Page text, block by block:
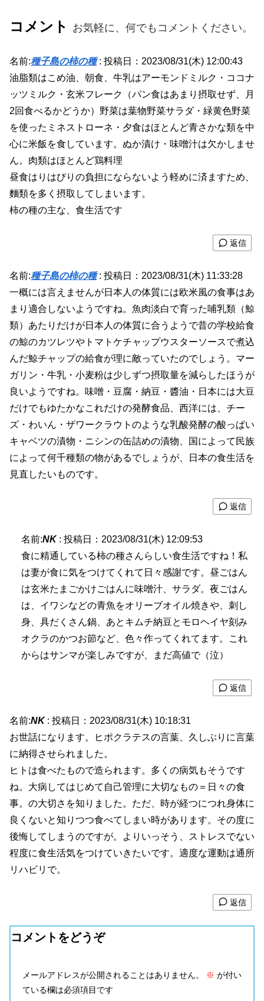
コメント お気軽に、何でもコメントください。
名前:種子島の柿の種: 投稿日：2023/08/31(木) 12:00:43
油脂類はこめ油、朝食、牛乳はアーモンドミルク・ココナ
ッツミルク・玄米フレーク（パン食はあまり摂取せず、月
2回食べるかどうか）野菜は葉物野菜サラダ・緑黄色野菜
を使ったミネストローネ・夕食はほとんど青さかな類を中
心に米飯を食しています。ぬか漬け・味噌汁は欠かしませ
ん。肉類はほとんど鶏料理
昼食はりはびりの負担にならないよう軽めに済ますため、
麵類を多く摂取してしまいます。
柿の種の主な、食生活です
返信
名前:種子島の柿の種: 投稿日：2023/08/31(木) 11:33:28
一概には言えませんが日本人の体質には欧米風の食事はあ
まり適合しないようですね。魚肉淡白で育った哺乳類（鯨
類）あたりだけが日本人の体質に合うようで昔の学校給食
の鯨のカツレツやトマトケチャップウスターソースで煮込
んだ鯨チャップの給食が理に敵っていたのでしょう。マー
ガリン・牛乳・小麦粉は少しずつ摂取量を減らしたほうが
良いようですね。味噌・豆腐・納豆・醬油・日本には大豆
だけでもゆたかなこれだけの発酵食品、西洋には、チー
ズ・わいん・ザワークラウトのような乳酸発酵の酸っぱい
キャベツの漬物・ニシンの缶詰めの漬物、国によって民族
によって何千種類の物があるでしょうが、日本の食生活を
見直したいものです。
返信
名前:NK: 投稿日：2023/08/31(木) 12:09:53
食に精通している柿の種さんらしい食生活ですね！私
は妻が食に気をつけてくれて日々感謝です。昼ごはん
は玄米たまごかけごはんに味噌汁、サラダ。夜ごはん
は、イワシなどの青魚をオリーブオイル焼きや、刺し
身、具だくさん鍋、あとキムチ納豆とモロヘイヤ刻み
オクラのかつお節など、色々作ってくれてます。これ
からはサンマが楽しみですが、まだ高値で（泣）
返信
名前:NK: 投稿日：2023/08/31(木) 10:18:31
お世話になります。ヒポクラテスの言葉、久しぶりに言葉
に納得させられました。
ヒトは食べたもので造られます。多くの病気もそうです
ね。大病してはじめて自己管理に大切なもの＝日々の食
事。の大切さを知りました。ただ、時が経つにつれ身体に
良くないと知りつつ食べてしまい時があります。その度に
後悔してしまうのですが。よりいっそう、ストレスでない
程度に食生活気をつけていきたいです。適度な運動は通所
リハビリで。
返信
コメントをどうぞ
メールアドレスが公開されることはありません。 ※ が付い
ている欄は必須項目です